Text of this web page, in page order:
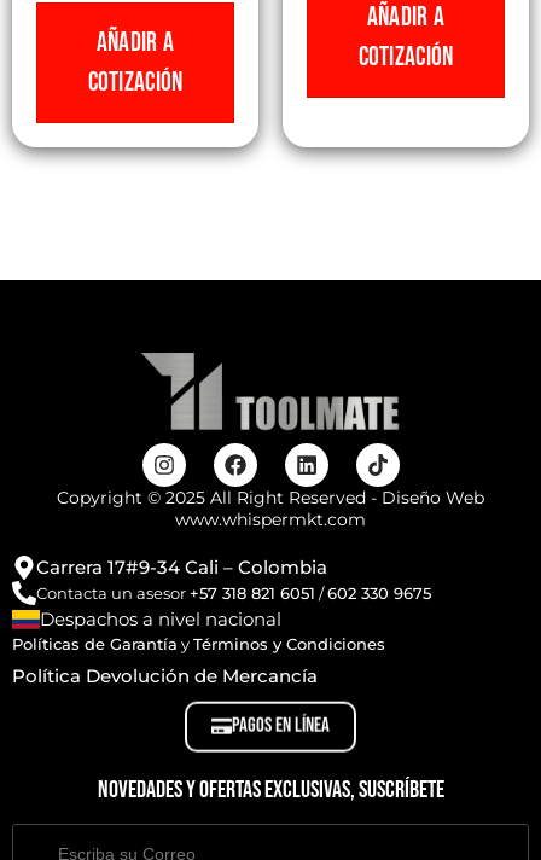
AÑADIR A
COTIZACIÓN
AÑADIR A
COTIZACIÓN
Copyright © 2025 All Right Reserved - Diseño Web
www.whispermkt.com
Carrera 17#9-34 Cali – Colombia
Contacta un asesor+57 318 821 6051 /602 330 9675
Despachos a nivel nacional
Políticas de Garantía yTérminos y Condiciones
Política Devolución de Mercancía
PAGOS EN LÍNEA
Novedades y ofertas exclusivas, suscríbete